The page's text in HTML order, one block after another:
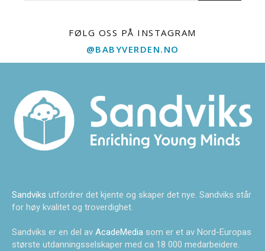
FØLG OSS PÅ INSTAGRAM
@BABYVERDEN.NO
Sandviks utfordrer det kjente og skaper det nye. Sandviks står
for høy kvalitet og troverdighet.
Sandviks er en del av AcadeMedia som er et av Nord-Europas
største utdanningsselskaper med ca 18 000 medarbeidere.